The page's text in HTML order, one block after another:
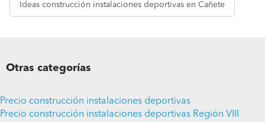
Ideas construcción instalaciones deportivas en Cañete
Otras categorías
Precio construcción instalaciones deportivas
Precio construcción instalaciones deportivas Región VIII